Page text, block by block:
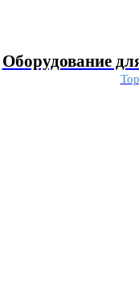
Оборудование